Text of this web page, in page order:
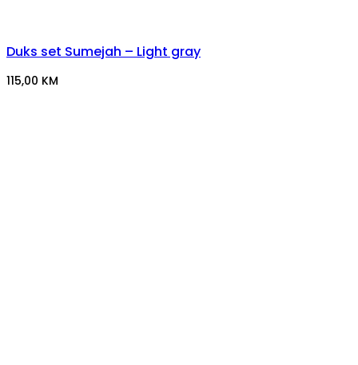
Duks set Sumejah – Light gray
115,00 KM